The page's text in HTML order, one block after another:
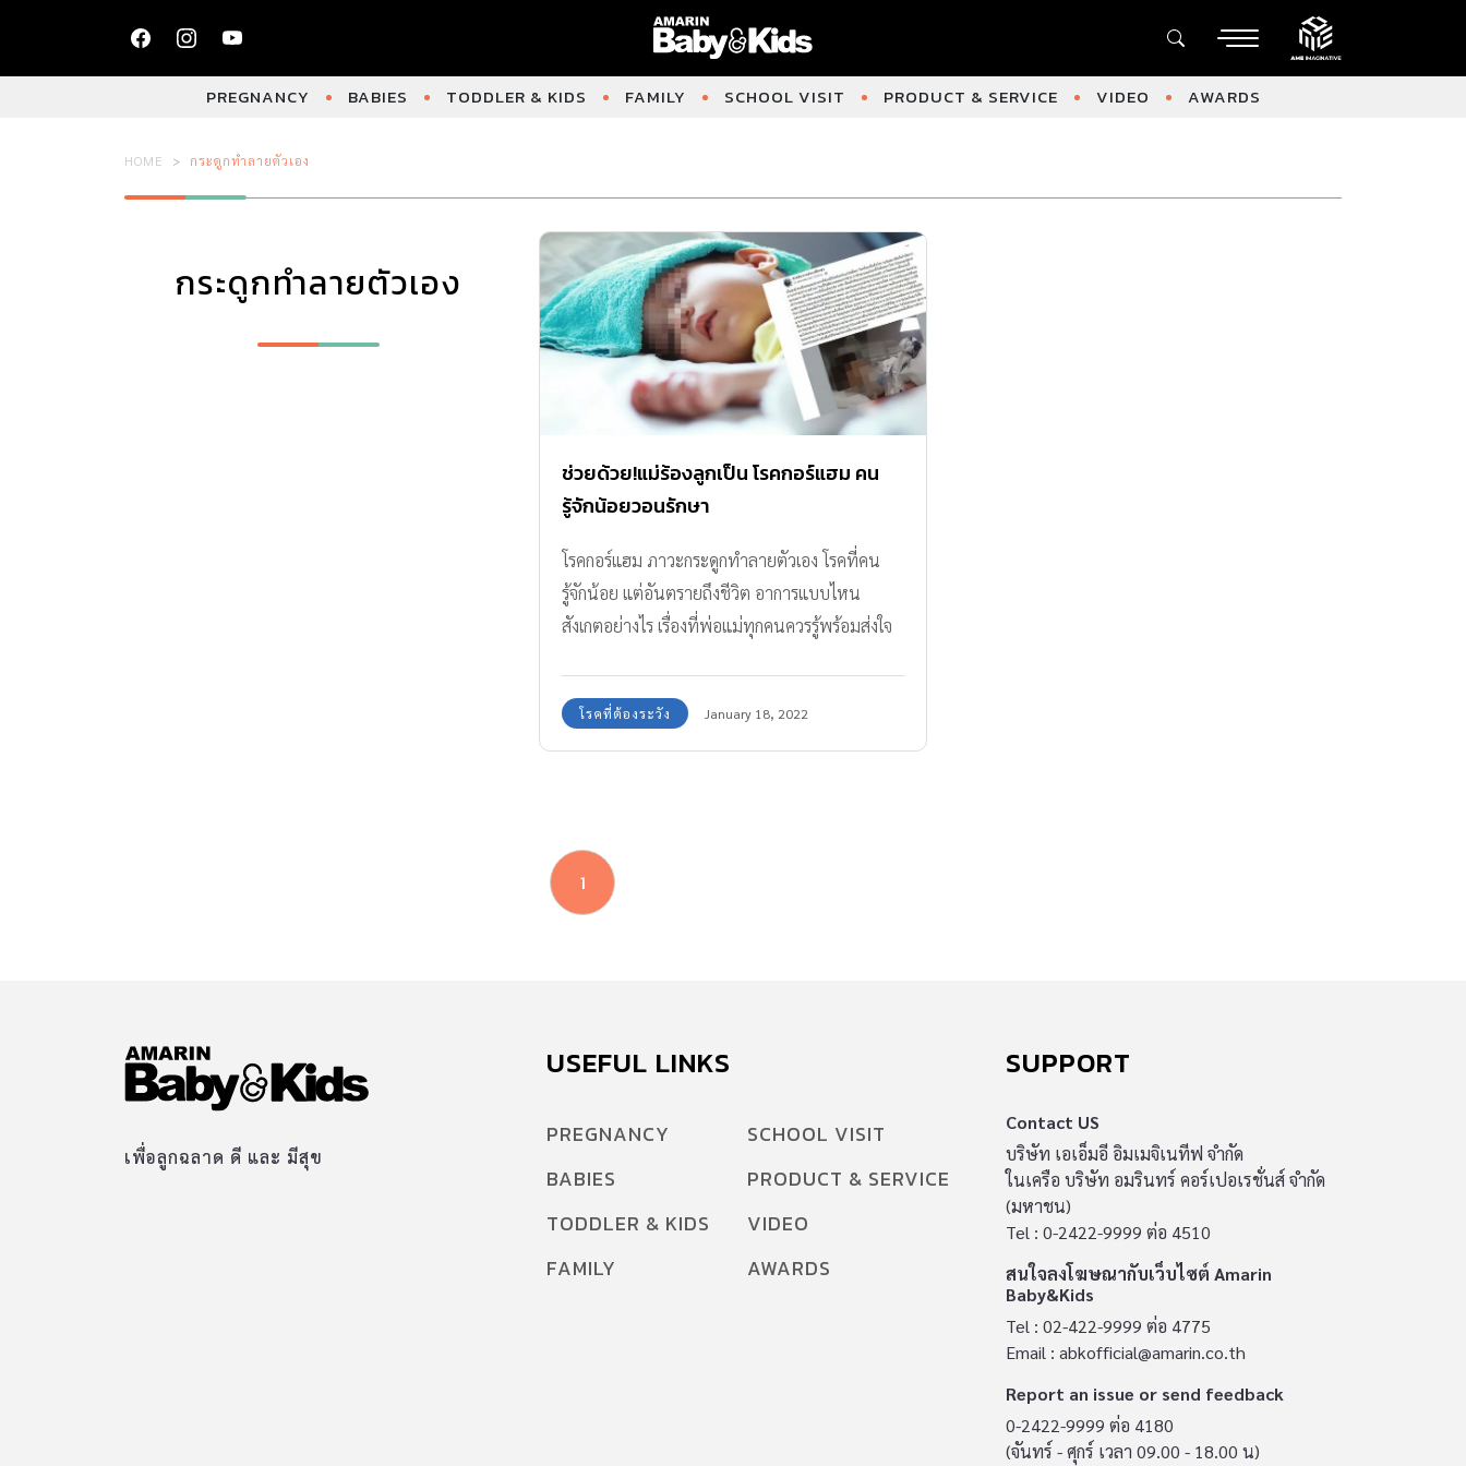
PREGNANCY BABIES TODDLER & KIDS FAMILY SCHOOL VISIT PRODUCT & SERVICE VIDEO AWARDS
HOME กระดูกทำลายตัวเอง
กระดูกทำลายตัวเอง
ช่วยด้วย!แม่ร้องลูกเป็น โรคกอร์แฮม คน
รู้จักน้อยวอนรักษา
โรคกอร์แฮม ภาวะกระดูกทำลายตัวเอง โรคที่คน
รู้จักน้อย แต่อันตรายถึงชีวิต อาการแบบไหน
สังเกตอย่างไร เรื่องที่พ่อแม่ทุกคนควรรู้พร้อมส่งใจ
โรคที่ต้องระวัง January 18, 2022
1
เพื่อลูกฉลาด ดี และ มีสุข
USEFUL LINKS
PREGNANCY
BABIES
TODDLER & KIDS
FAMILY
SCHOOL VISIT
PRODUCT & SERVICE
VIDEO
AWARDS
SUPPORT
Contact US
บริษัท เอเอ็มอี อิมเมจิเนทีฟ จำกัด
ในเครือ บริษัท อมรินทร์ คอร์เปอเรชั่นส์ จำกัด
(มหาชน)
Tel : 0-2422-9999 ต่อ 4510
สนใจลงโฆษณากับเว็บไซต์ Amarin
Baby&Kids
Tel : 02-422-9999 ต่อ 4775
Email : abkofficial@amarin.co.th
Report an issue or send feedback
0-2422-9999 ต่อ 4180
(จันทร์ - ศุกร์ เวลา 09.00 - 18.00 น)